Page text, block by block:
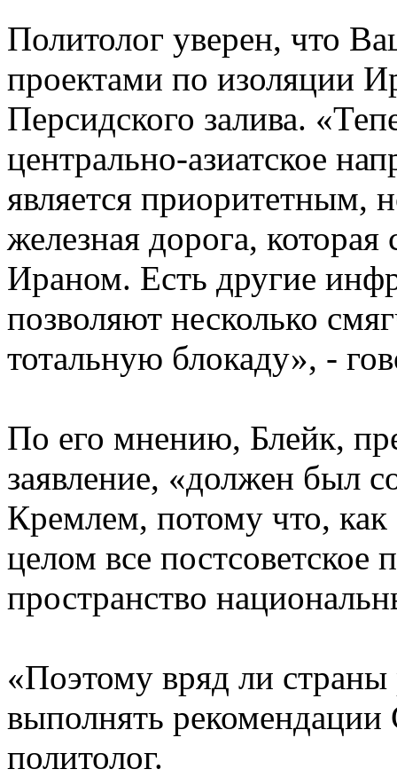
Политолог уверен, что
проектами по изоляции
Персидского залива.
центрально-азиатское
является приоритетным,
железная дорога,
Ираном. Есть другие
позволяют несколько
тотальную блокаду», -
По его мнению, Блейк,
заявление, «должен был
Кремлем, потому что,
целом все постсоветское
пространство
«Поэтому вряд ли страны
выполнять
политолог.